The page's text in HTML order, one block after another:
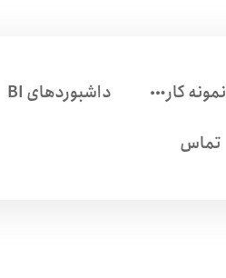
نمونه کار داشبوردهای BI
تماس